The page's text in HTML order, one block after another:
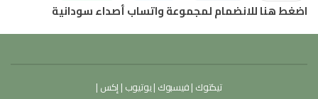
اضغط هنا للانضمام لمجموعة واتساب أصداء سودانية
تيكتوك |فيسبوك |يوتيوب |إكس |